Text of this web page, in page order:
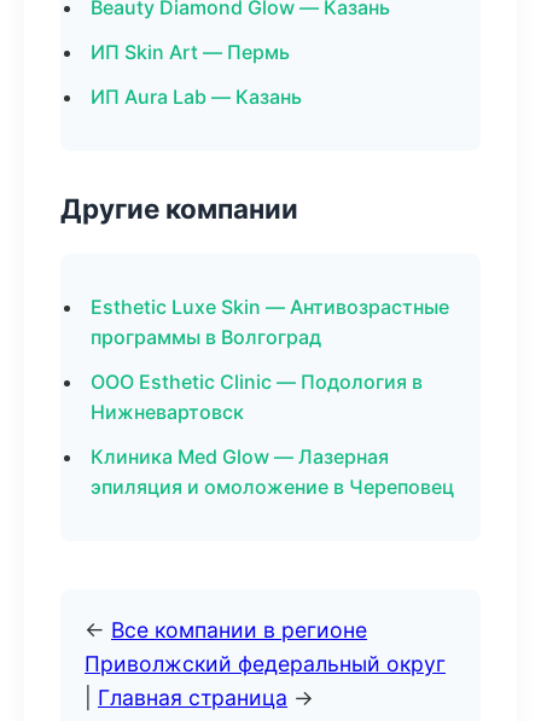
Beauty Diamond Glow — Казань
ИП Skin Art — Пермь
ИП Aura Lab — Казань
Другие компании
Esthetic Luxe Skin — Антивозрастные
программы в Волгоград
ООО Esthetic Clinic — Подология в
Нижневартовск
Клиника Med Glow — Лазерная
эпиляция и омоложение в Череповец
← Все компании в регионе
Приволжский федеральный округ
Главная страница →